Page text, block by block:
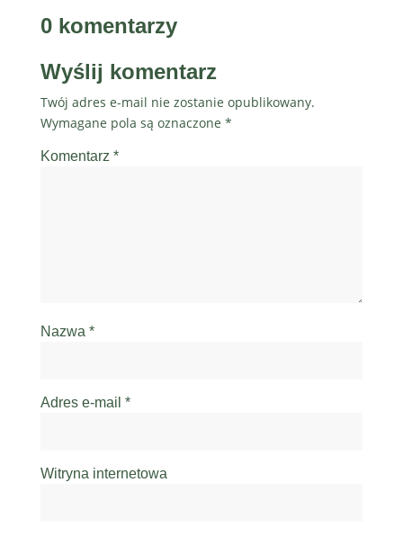
0 komentarzy
Wyślij komentarz
Twój adres e-mail nie zostanie opublikowany.
Wymagane pola są oznaczone *
Komentarz *
Nazwa *
Adres e-mail *
Witryna internetowa